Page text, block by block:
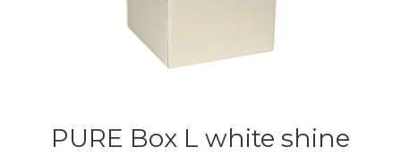
PURE Box L white shine